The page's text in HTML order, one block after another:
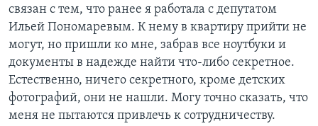
связан с тем, что ранее я работала с депутатом
Ильей Пономаревым. К нему в квартиру прийти не
могут, но пришли ко мне, забрав все ноутбуки и
документы в надежде найти что-либо секретное.
Естественно, ничего секретного, кроме детских
фотографий, они не нашли. Могу точно сказать, что
меня не пытаются привлечь к сотрудничеству.